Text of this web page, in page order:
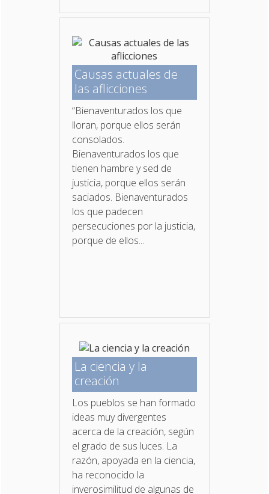
Causas actuales de
las aflicciones
“Bienaventurados los que
lloran, porque ellos serán
consolados.
Bienaventurados los que
tienen hambre y sed de
justicia, porque ellos serán
saciados. Bienaventurados
los que padecen
persecuciones por la justicia,
porque de ellos...
La ciencia y la
creación
Los pueblos se han formado
ideas muy divergentes
acerca de la creación, según
el grado de sus luces. La
razón, apoyada en la ciencia,
ha reconocido la
inverosimilitud de algunas de